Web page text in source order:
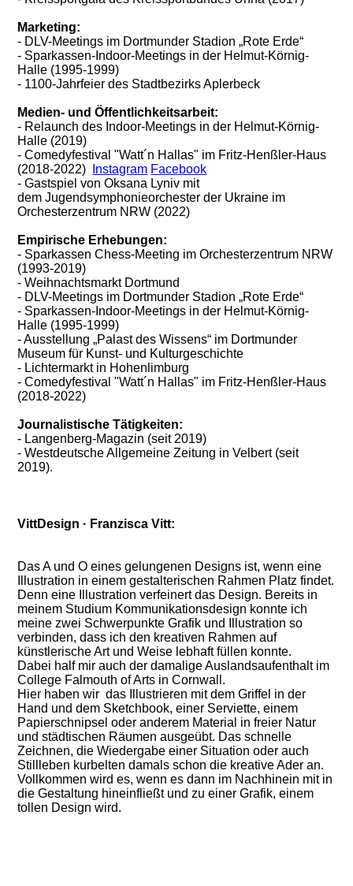
Marketing:
- DLV-Meetings im Dortmunder Stadion „Rote Erde“
- Sparkassen-Indoor-Meetings in der Helmut-Körnig-
Halle (1995-1999)
- 1100-Jahrfeier des Stadtbezirks Aplerbeck
Medien- und Öffentlichkeitsarbeit:
- Relaunch des Indoor-Meetings in der Helmut-Körnig-
Halle (2019)
- Comedyfestival "Watt´n Hallas" im Fritz-Henßler-Haus
(2018-2022)
Instagram Facebook
- Gastspiel von Oksana Lyniv mit
dem Jugendsymphonieorchester der Ukraine im
Orchesterzentrum NRW (2022)
Empirische Erhebungen:
- Sparkassen Chess-Meeting im Orchesterzentrum NRW
(1993-2019)
- Weihnachtsmarkt Dortmund
- DLV-Meetings im Dortmunder Stadion „Rote Erde“
- Sparkassen-Indoor-Meetings in der Helmut-Körnig-
Halle (1995-1999)
- Ausstellung „Palast des Wissens“ im Dortmunder
Museum für Kunst- und Kulturgeschichte
- Lichtermarkt in Hohenlimburg
- Comedyfestival "Watt´n Hallas" im Fritz-Henßler-Haus
(2018-2022)
Journalistische Tätigkeiten:
- Langenberg-Magazin (seit 2019)
- Westdeutsche Allgemeine Zeitung in Velbert (seit
2019).
VittDesign · Franzisca Vitt:
Das A und O eines gelungenen Designs ist, wenn eine
Illustration in einem gestalterischen Rahmen Platz findet.
Denn eine Illustration verfeinert das Design. Bereits in
meinem Studium Kommunikationsdesign konnte ich
meine zwei Schwerpunkte Grafik und Illustration so
verbinden, dass ich den kreativen Rahmen auf
künstlerische Art und Weise lebhaft füllen konnte.
Dabei half mir auch der damalige Auslandsaufenthalt im
College Falmouth of Arts in Cornwall.
Hier haben wir das Illustrieren mit dem Griffel in der
Hand und dem Sketchbook, einer Serviette, einem
Papierschnipsel oder anderem Material in freier Natur
und städtischen Räumen ausgeübt. Das schnelle
Zeichnen, die Wiedergabe einer Situation oder auch
Stillleben kurbelten damals schon die kreative Ader an.
Vollkommen wird es, wenn es dann im Nachhinein mit in
die Gestaltung hineinfließt und zu einer Grafik, einem
tollen Design wird.